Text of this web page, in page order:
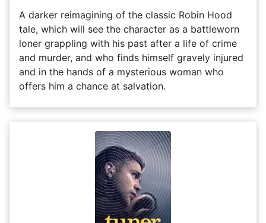
A darker reimagining of the classic Robin Hood
tale, which will see the character as a battleworn
loner grappling with his past after a life of crime
and murder, and who finds himself gravely injured
and in the hands of a mysterious woman who
offers him a chance at salvation.